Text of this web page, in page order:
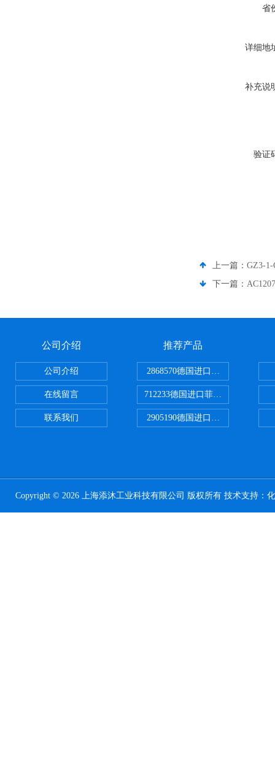
省
详细地
补充说
验证
上一篇： GZ3-
下一篇：
公司介绍
公司介绍
在线留言
联系我们
推荐产品
2868570德国进口菲尼克斯电源
712233德国进口菲尼克斯断路器
2905190德国进口菲尼克斯继电器
Copyright © 2026 上海添沐工业科技有限公司 版权所有 技术支持：